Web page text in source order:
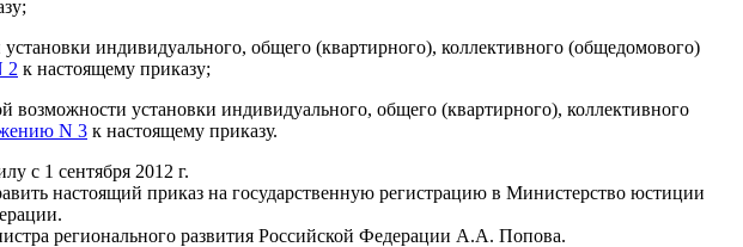
индивидуального, общего (квартирного), коллективного (общедомового)
2 к настоящему приказу;
возможности установки индивидуального, общего (квартирного), коллективного
N 3 к настоящему приказу.
с 1 сентября 2012 г.
настоящий приказ на государственную регистрацию в Министерство юстиции
регионального развития Российской Федерации А.А. Попова.